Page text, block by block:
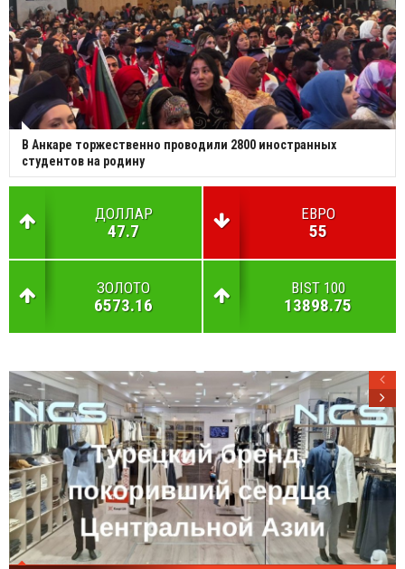
В Анкаре торжественно проводили 2800 иностранных
студентов на родину
ДОЛЛАР
47.7
ЕВРО
55
ЗОЛОТО
6573.16
BIST 100
13898.75